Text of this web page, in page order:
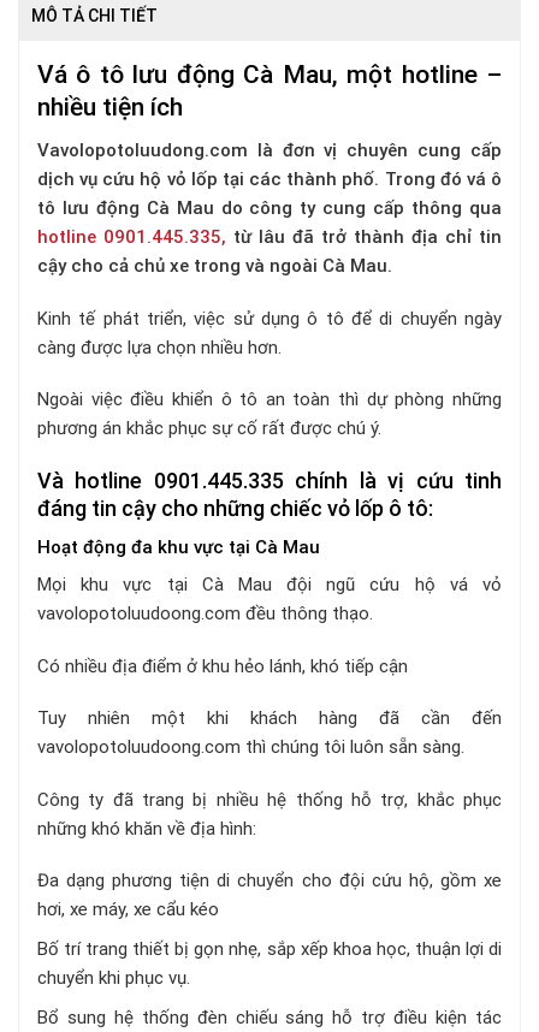
MÔ TẢ CHI TIẾT
Vá ô tô lưu động Cà Mau, một hotline –
nhiều tiện ích
Vavolopotoluudong.com là đơn vị chuyên cung cấp
dịch vụ cứu hộ vỏ lốp tại các thành phố. Trong đó vá ô
tô lưu động Cà Mau do công ty cung cấp thông qua
hotline 0901.445.335, từ lâu đã trở thành địa chỉ tin
cậy cho cả chủ xe trong và ngoài Cà Mau.
Kinh tế phát triển, việc sử dụng ô tô để di chuyển ngày
càng được lựa chọn nhiều hơn.
Ngoài việc điều khiển ô tô an toàn thì dự phòng những
phương án khắc phục sự cố rất được chú ý.
Và hotline 0901.445.335 chính là vị cứu tinh
đáng tin cậy cho những chiếc vỏ lốp ô tô:
Hoạt động đa khu vực tại Cà Mau
Mọi khu vực tại Cà Mau đội ngũ cứu hộ vá vỏ
vavolopotoluudoong.com đều thông thạo.
Có nhiều địa điểm ở khu hẻo lánh, khó tiếp cận
Tuy nhiên một khi khách hàng đã cần đến
vavolopotoluudoong.com thì chúng tôi luôn sẵn sàng.
Công ty đã trang bị nhiều hệ thống hỗ trợ, khắc phục
những khó khăn về địa hình:
Đa dạng phương tiện di chuyển cho đội cứu hộ, gồm xe
hơi, xe máy, xe cẩu kéo
Bố trí trang thiết bị gọn nhẹ, sắp xếp khoa học, thuận lợi di
chuyển khi phục vụ.
Bổ sung hệ thống đèn chiếu sáng hỗ trợ điều kiện tác